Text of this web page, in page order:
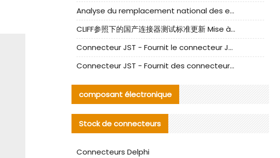
Analyse du remplacement national des ensembles de câbles à fréquence élevée I-PEX
CLIFF参照下的国产连接器测试标准更新 Mise à jour des normes de test des connecteurs nationaux sous la référence CLIFF
Connecteur JST - Fournit le connecteur JST NSHR-02V-S original | Équivalent
Connecteur JST - Fournit des connecteurs JST GHR-09V-S authentiques et des produits de remplacement|
composant électronique
Stock de connecteurs
Connecteurs Delphi